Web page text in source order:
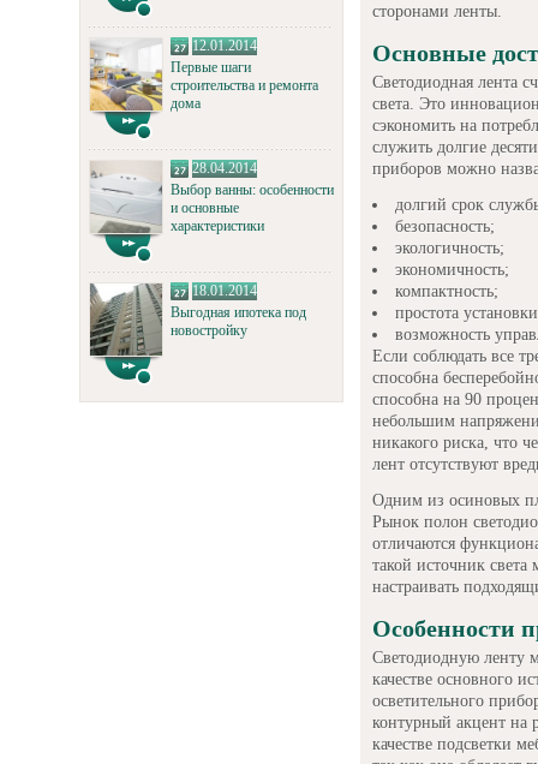
12.01.2014
Первые шаги
строительства и ремонта
дома
28.04.2014
Выбор ванны: особенности
и основные
характеристики
18.01.2014
Выгодная ипотека под
новостройку
сторонами ленты.
Основные
Светодиодная лента
света. Это
сэкономить на
служить долгие
приборов можно
долгий срок
безопасность;
экологичность;
экономичность;
компактность;
простота
возможность
Если соблюдать все
способна
способна на 90
небольшим
никакого риска, что
лент отсутствуют
Одним из осиновых
Рынок полон
отличаются
такой источник
настраивать
Особенности
Светодиодную ленту
качестве основного
осветительного
контурный акцент на
качестве подсветки